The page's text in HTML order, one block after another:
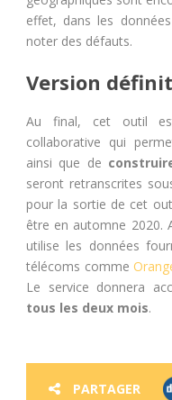
effet, dans les
noter des défauts.
Version
Au final, cet outil
collaborative qui
ainsi que de
seront retranscrites
pour la sortie de cet
être en automne 2020.
utilise les données
télécoms comme
Le service donnera
tous les deux mois.
PARTAGER